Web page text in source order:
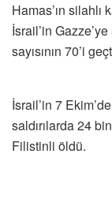
Hamas’ın silahlı
İsrail’in
sayısının 70’i
İsrail’in 7
saldırılarda 24
Filistinli öldü.